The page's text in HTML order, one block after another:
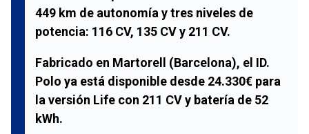
449 km de autonomía y tres niveles de
potencia: 116 CV, 135 CV y 211 CV.
Fabricado en Martorell (Barcelona), el ID.
Polo ya está disponible desde 24.330€ para
la versión Life con 211 CV y batería de 52
kWh.